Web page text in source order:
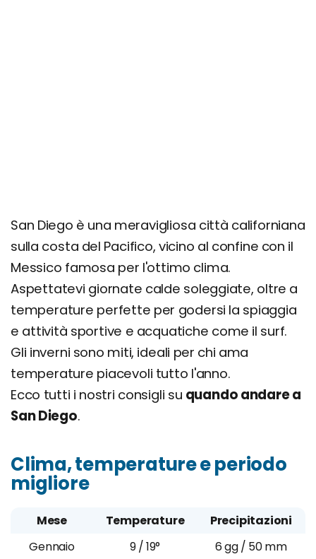
San Diego è una meravigliosa città californiana
sulla costa del Pacifico, vicino al confine con il
Messico famosa per l'ottimo clima.
Aspettatevi giornate calde soleggiate, oltre a
temperature perfette per godersi la spiaggia
e attività sportive e acquatiche come il surf.
Gli inverni sono miti, ideali per chi ama
temperature piacevoli tutto l'anno.
Ecco tutti i nostri consigli su quando andare a
San Diego.
Clima, temperature e periodo
migliore
Mese Temperature
Precipitazioni
Gennaio
9 / 19°
6 gg / 50 mm